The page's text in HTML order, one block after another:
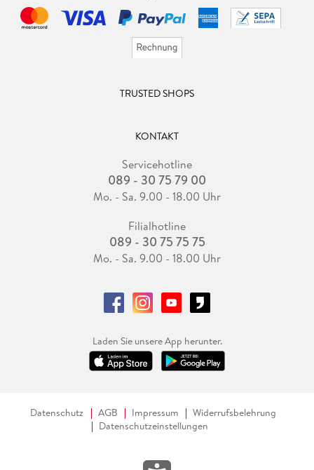
TRUSTED SHOPS
KONTAKT
Servicehotline
089 - 30 75 79 00
Mo. - Sa. 9.00 - 18.00 Uhr
Filialhotline
089 - 30 75 75 75
Mo. - Sa. 9.00 - 18.00 Uhr
Laden Sie unsere App herunter.
Datenschutz AGB Impressum
Widerrufsbelehrung
Datenschutzeinstellungen